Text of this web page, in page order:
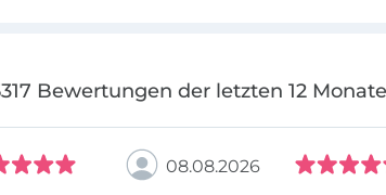
Bewertungen der letzten 12 Monate
08.08.2026